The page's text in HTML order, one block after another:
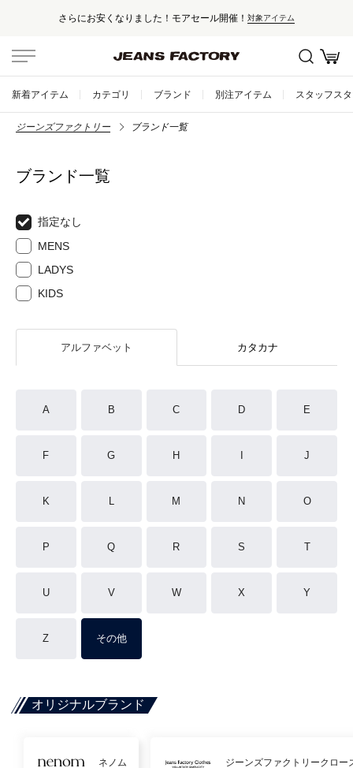
さらにお安くなりました！モアセール開催！ 対象アイテム
新着アイテム カテゴリ ブランド 別注アイテム スタッフス
ジーンズファクトリー ブランド一覧
ブランド一覧
指定なし
MENS
LADYS
KIDS
アルファベット カタカナ
A B C D E
F G H J
K L M N O
P Q R S T
U V W X Y
Z その他
オリジナルブランド
ネノム ジーンズファクトリークロー